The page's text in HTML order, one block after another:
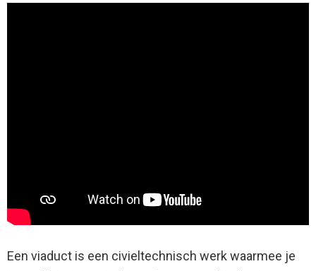
Een viaduct is een civieltechnisch werk waarmee je